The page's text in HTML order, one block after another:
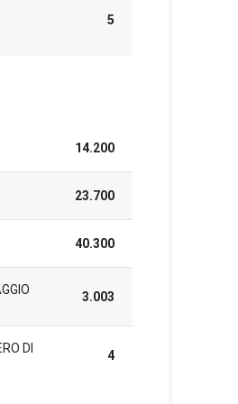
5
14.200
23.700
40.300
3.003
DI
4